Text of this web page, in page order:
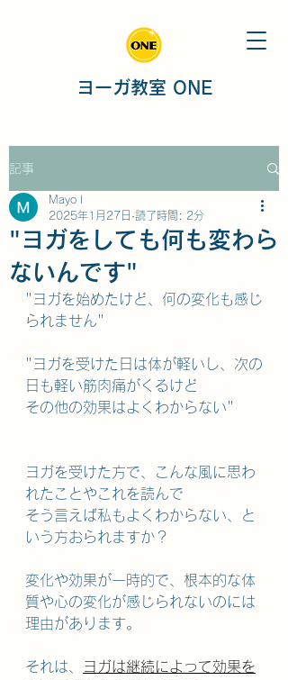
ヨーガ教室 ONE
記事
"ヨガをしても何も変わら
ないんです"
Mayo I
2025年1月27日 読了時間: 2分
"ヨガを始めたけど、何の変化も感じ
られません"
"ヨガを受けた日は体が軽いし、次の
日も軽い筋肉痛がくるけど
その他の効果はよくわからない"
ヨガを受けた方で、こんな風に思わ
れたことやこれを読んで
そう言えば私もよくわからない、と
いう方おられますか？
変化や効果が一時的で、根本的な体
質や心の変化が感じられないのには
理由があります。
それは、
ヨガは継続によって効果を